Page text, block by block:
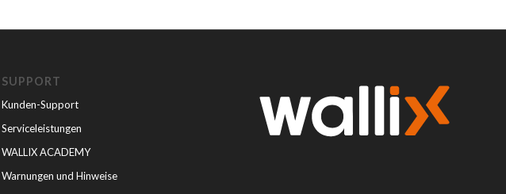
SUPPORT
Kunden-Support
Serviceleistungen
WALLIX ACADEMY
Warnungen und Hinweise